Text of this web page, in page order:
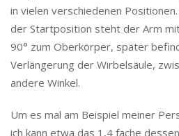
in vielen verschiedenen
der Startposition steht der Arm
90° zum Oberkörper, später
Verlängerung der Wirbelsäule,
andere Winkel.
Um es mal am Beispiel meiner
ich kann etwa das 1,4 fache